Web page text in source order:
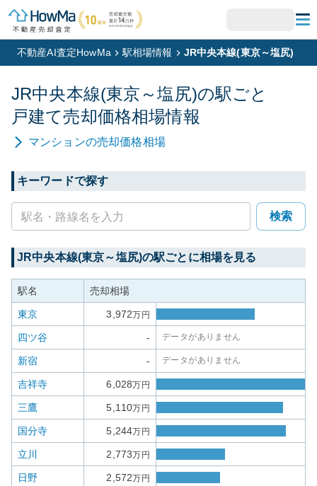
不動産AI査定HowMa 駅相場情報 JR中央本線(東京～塩尻)
JR中央本線(東京～塩尻)の駅ごと
戸建て売却価格相場情報
マンションの売却価格相場
キーワードで探す
検索
JR中央本線(東京～塩尻)の駅ごとに相場を見る
駅名 売却相場
東京 3,972万円
四ツ谷 - データがありません
新宿 - データがありません
吉祥寺 6,028万円
三鷹 5,110万円
国分寺 5,244万円
立川 2,773万円
日野 2,572万円